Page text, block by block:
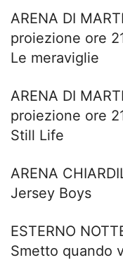
ARENA DI
proiezione ore
Le meraviglie
ARENA DI
proiezione ore
Still Life
ARENA
Jersey Boys
ESTERNO
Smetto quando